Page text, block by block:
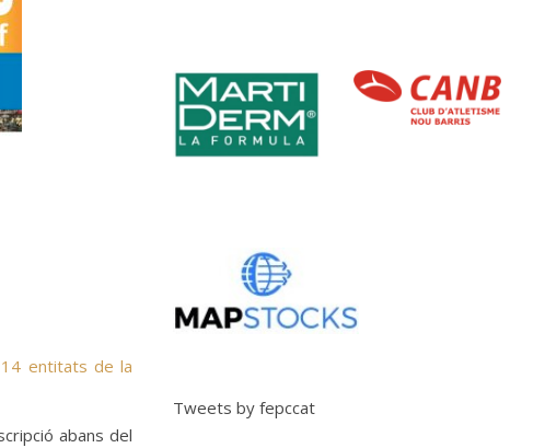
14 entitats de la
abans del
Tweets by fepccat